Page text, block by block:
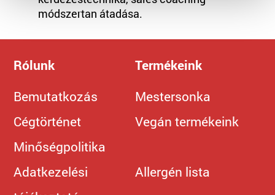
módszertan átadása.
Rólunk
Bemutatkozás
Cégtörténet
Minőségpolitika
Adatkezelési
Termékeink
Mestersonka
Vegán termékeink
Allergén lista